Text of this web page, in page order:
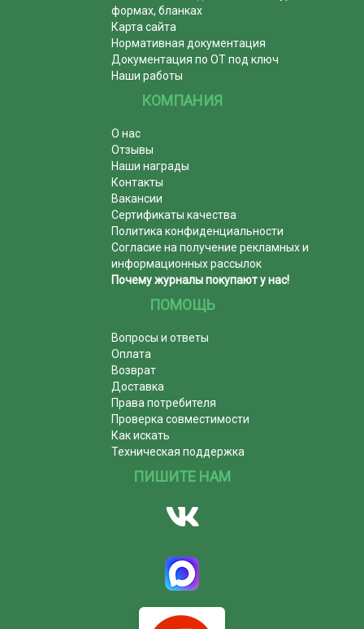
формах, бланках
Карта сайта
Нормативная документация
Документация по ОТ под ключ
Наши работы
КОМПАНИЯ
О нас
Отзывы
Наши награды
Контакты
Вакансии
Сертификаты качества
Политика конфиденциальности
Согласие на получение рекламных и
информационных рассылок
Почему журналы покупают у нас!
ПОМОЩЬ
Вопросы и ответы
Оплата
Возврат
Доставка
Права потребителя
Проверка совместимости
Как искать
Техническая поддержка
ПИШИТЕ НАМ